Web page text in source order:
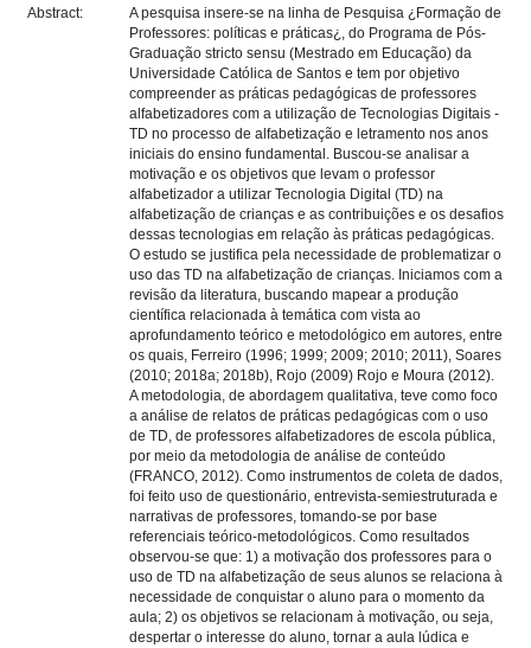
Abstract:
A pesquisa insere-se na linha de Pesquisa ¿Formação de
Professores: políticas e práticas¿, do Programa de Pós-
Graduação stricto sensu (Mestrado em Educação) da
Universidade Católica de Santos e tem por objetivo
compreender as práticas pedagógicas de professores
alfabetizadores com a utilização de Tecnologias Digitais -
TD no processo de alfabetização e letramento nos anos
iniciais do ensino fundamental. Buscou-se analisar a
motivação e os objetivos que levam o professor
alfabetizador a utilizar Tecnologia Digital (TD) na
alfabetização de crianças e as contribuições e os desafios
dessas tecnologias em relação às práticas pedagógicas.
O estudo se justifica pela necessidade de problematizar o
uso das TD na alfabetização de crianças. Iniciamos com a
revisão da literatura, buscando mapear a produção
científica relacionada à temática com vista ao
aprofundamento teórico e metodológico em autores, entre
os quais, Ferreiro (1996; 1999; 2009; 2010; 2011), Soares
(2010; 2018a; 2018b), Rojo (2009) Rojo e Moura (2012).
A metodologia, de abordagem qualitativa, teve como foco
a análise de relatos de práticas pedagógicas com o uso
de TD, de professores alfabetizadores de escola pública,
por meio da metodologia de análise de conteúdo
(FRANCO, 2012). Como instrumentos de coleta de dados,
foi feito uso de questionário, entrevista-semiestruturada e
narrativas de professores, tomando-se por base
referenciais teórico-metodológicos. Como resultados
observou-se que: 1) a motivação dos professores para o
uso de TD na alfabetização de seus alunos se relaciona à
necessidade de conquistar o aluno para o momento da
aula; 2) os objetivos se relacionam à motivação, ou seja,
despertar o interesse do aluno, tornar a aula lúdica e